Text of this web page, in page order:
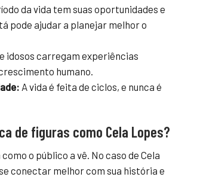
da vida tem suas oportunidades e
pode ajudar a planejar melhor o
idosos carregam experiências
humano.
A vida é feita de ciclos, e nunca é
de figuras como Cela Lopes?
o público a vê. No caso de Cela
conectar melhor com sua história e